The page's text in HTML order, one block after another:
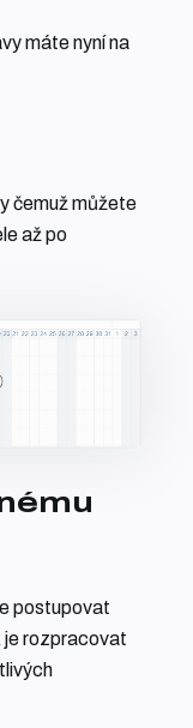
máte nyní na
čemuž můžete
až po
postupovat
je rozpracovat